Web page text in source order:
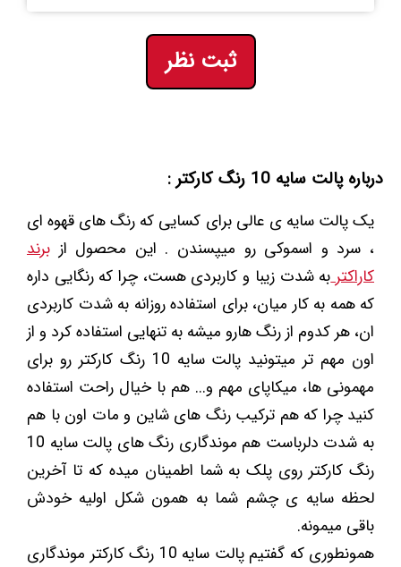
ثبت نظر
درباره پالت سایه 10 رنگ کارکتر :
یک پالت سایه ی عالی برای کسایی که رنگ های قهوه ای
، سرد و اسموکی رو میپسندن . این محصول از برند
کاراکتربه شدت زیبا و کاربردی هست، چرا که رنگایی داره
که همه به کار میان، برای استفاده روزانه به شدت کاربردی
ان، هر کدوم از رنگ هارو میشه به تنهایی استفاده کرد و از
اون مهم تر میتونید پالت سایه 10 رنگ کارکتر رو برای
مهمونی ها، میکاپای مهم و... هم با خیال راحت استفاده
کنید چرا که هم ترکیب رنگ های شاین و مات اون با هم
به شدت دلرباست هم موندگاری رنگ های پالت سایه 10
رنگ کارکتر روی پلک به شما اطمینان میده که تا آخرین
لحظه سایه ی چشم شما به همون شکل اولیه خودش
باقی میمونه.
همونطوری که گفتیم پالت سایه 10 رنگ کارکتر موندگاری